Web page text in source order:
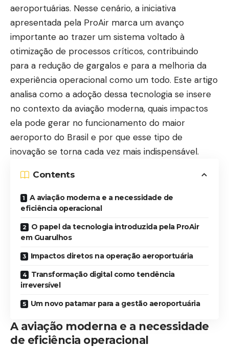
aeroportuárias. Nesse cenário, a iniciativa
apresentada pela ProAir marca um avanço
importante ao trazer um sistema voltado à
otimização de processos críticos, contribuindo
para a redução de gargalos e para a melhoria da
experiência operacional como um todo. Este artigo
analisa como a adoção dessa tecnologia se insere
no contexto da aviação moderna, quais impactos
ela pode gerar no funcionamento do maior
aeroporto do Brasil e por que esse tipo de
inovação se torna cada vez mais indispensável.
Contents
A aviação moderna e a necessidade de
eficiência operacional
O papel da tecnologia introduzida pela ProAir
em Guarulhos
Impactos diretos na operação aeroportuária
Transformação digital como tendência
irreversível
Um novo patamar para a gestão aeroportuária
A aviação moderna e a necessidade
de eficiência operacional